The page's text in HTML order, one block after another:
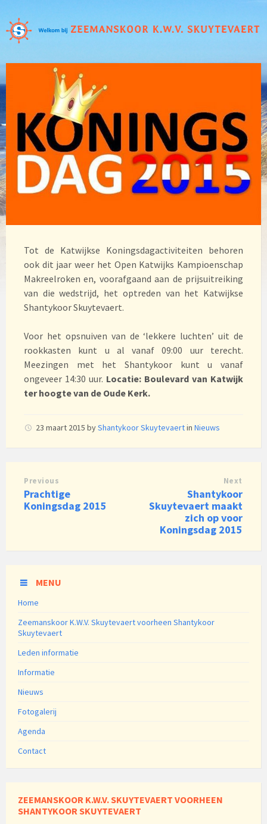
Tot de Katwijkse Koningsdagactiviteiten behoren
ook dit jaar weer het Open Katwijks Kampioenschap
Makreelroken en, voorafgaand aan de prijsuitreiking
van die wedstrijd, het optreden van het Katwijkse
Shantykoor Skuytevaert.
Voor het opsnuiven van de ‘lekkere luchten’ uit de
rookkasten kunt u al vanaf 09:00 uur terecht.
Meezingen met het Shantykoor kunt u vanaf
ongeveer 14:30 uur. Locatie: Boulevard van Katwijk
ter hoogte van de Oude Kerk.
23 maart 2015 byShantykoor Skuytevaertin Nieuws
Previous
Prachtige
Koningsdag 2015
Next
Shantykoor
Skuytevaert maakt
zich op voor
Koningsdag 2015
MENU
Home
Zeemanskoor K.W.V. Skuytevaert voorheen Shantykoor
Skuytevaert
Leden informatie
Informatie
Nieuws
Fotogalerij
Agenda
Contact
ZEEMANSKOOR K.W.V. SKUYTEVAERT VOORHEEN
SHANTYKOOR SKUYTEVAERT